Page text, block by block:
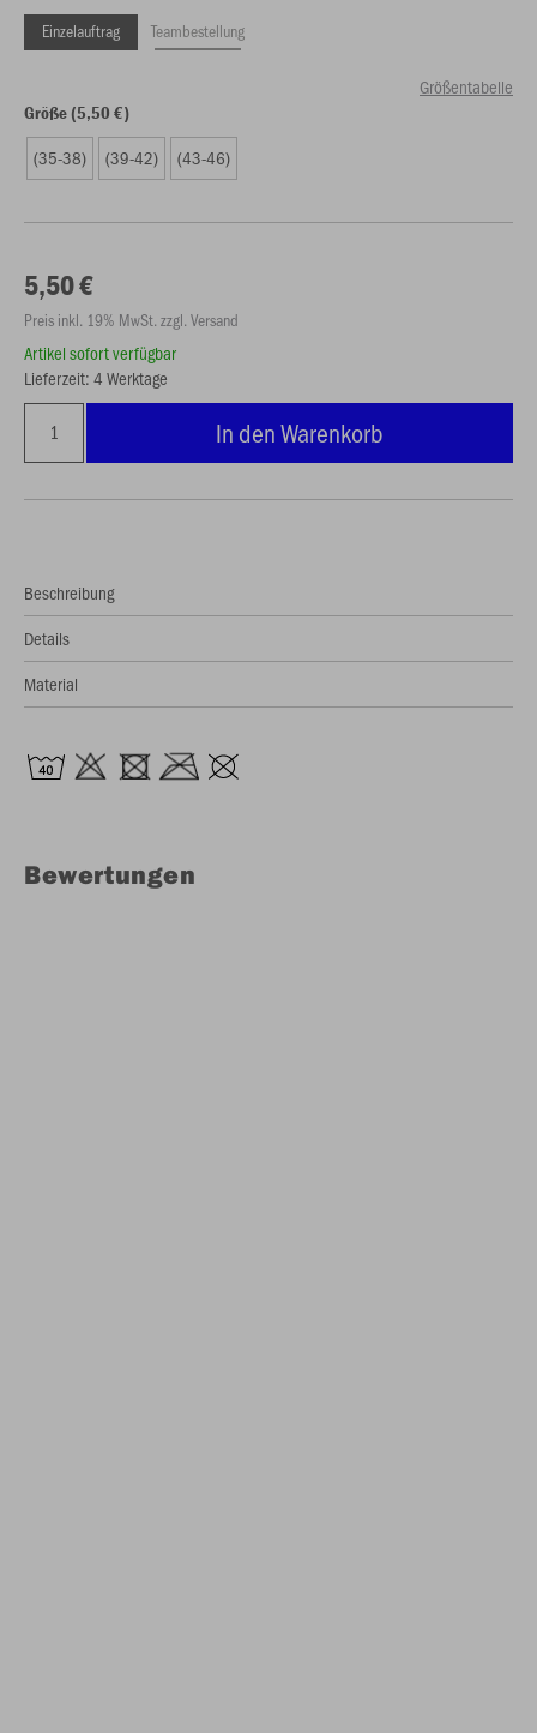
Einzelauftrag Teambestellung
Größentabelle
Größe (5,50 €)
(35-38) (39-42) (43-46)
5,50 €
Preis inkl. 19% MwSt. zzgl. Versand
Artikel sofort verfügbar
Lieferzeit: 4 Werktage
In den Warenkorb
Beschreibung
Details
Material
Bewertungen